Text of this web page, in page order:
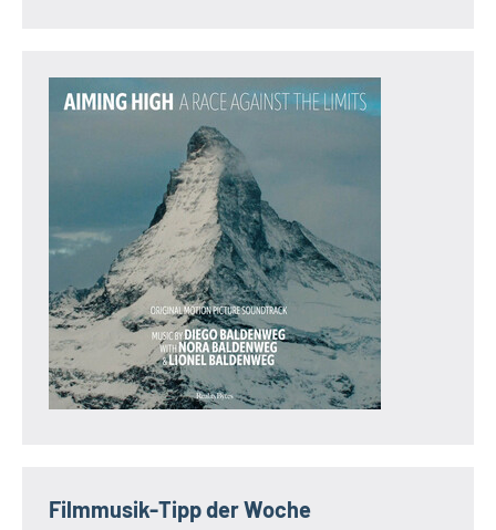
Filmmusik-Tipp der Woche